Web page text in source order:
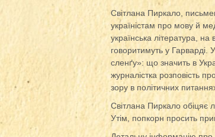
Світлана Пиркало,
україністам про мову й
українська література, на
говоритимуть у Гарварді.
сленґу»: що значить в
журналістка розповість
зору в політичних
Світлана Пиркало обіцяє
Утім, попкорн просить